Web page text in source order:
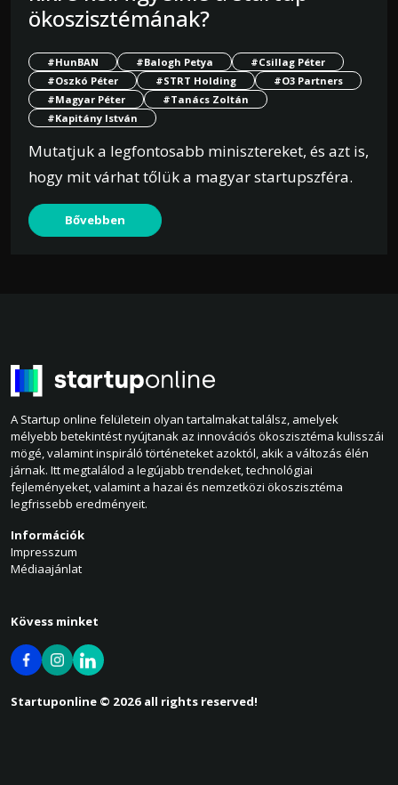
ökoszisztémának?
#HunBAN #Balogh Petya
#Csillag Péter
#Oszkó Péter
#STRT Holding
#O3 Partners
#Magyar Péter
#Tanács Zoltán
#Kapitány István
Mutatjuk a legfontosabb minisztereket, és azt is,
hogy mit várhat tőlük a magyar startupszféra.
Bővebben
A Startup online felületein olyan tartalmakat találsz, amelyek
mélyebb betekintést nyújtanak az innovációs ökoszisztéma kulisszái
mögé, valamint inspiráló történeteket azoktól, akik a változás élén
járnak. Itt megtalálod a legújabb trendeket, technológiai
fejleményeket, valamint a hazai és nemzetközi ökoszisztéma
legfrissebb eredményeit.
Információk
Impresszum
Médiaajánlat
Kövess minket
Startuponline © 2026 all rights reserved!